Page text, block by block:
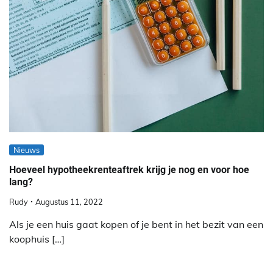
Nieuws
Hoeveel hypotheekrenteaftrek krijg je nog en voor hoe
lang?
Rudy Augustus 11, 2022
Als je een huis gaat kopen of je bent in het bezit van een
koophuis […]